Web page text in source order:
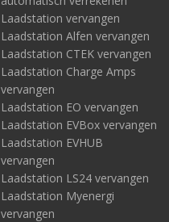
Laadstation vervangen
Laadstation Alfen vervangen
Laadstation CTEK vervangen
Laadstation Charge Amps
vervangen
Laadstation EO vervangen
Laadstation EVBox vervangen
Laadstation EVHUB
vervangen
Laadstation LS24 vervangen
Laadstation Myenergi
vervangen